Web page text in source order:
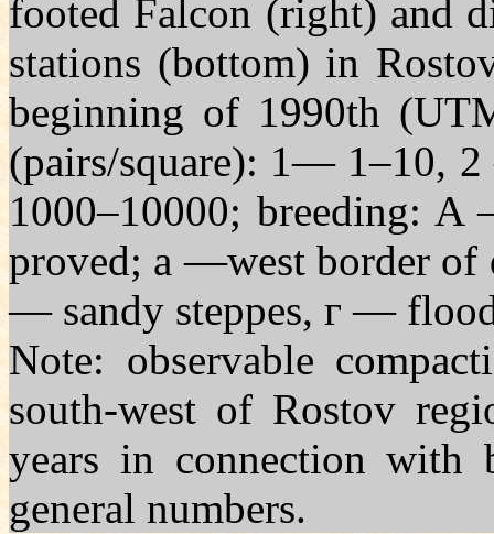
footed Falcon (right) and
stations (bottom) in
beginning of 1990th
(pairs/square): 1— 1–10,
1000–10000; breeding:
proved; а —west border of
— sandy steppes, г — flood
Note: observable
south-west of Rostov
years in connection with
general numbers.